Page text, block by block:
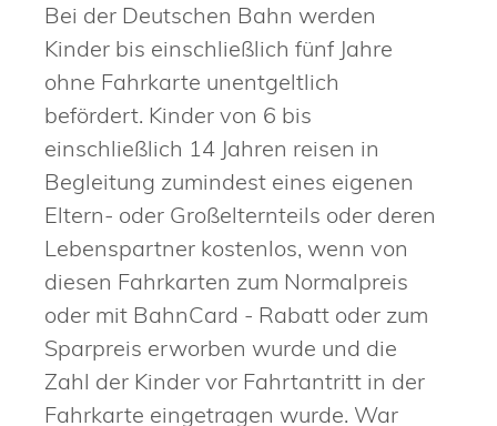
Bei der Deutschen Bahn werden
Kinder bis einschließlich fünf Jahre
ohne Fahrkarte unentgeltlich
befördert. Kinder von 6 bis
einschließlich 14 Jahren reisen in
Begleitung zumindest eines eigenen
Eltern- oder Großelternteils oder deren
Lebenspartner kostenlos, wenn von
diesen Fahrkarten zum Normalpreis
oder mit BahnCard - Rabatt oder zum
Sparpreis erworben wurde und die
Zahl der Kinder vor Fahrtantritt in der
Fahrkarte eingetragen wurde. War